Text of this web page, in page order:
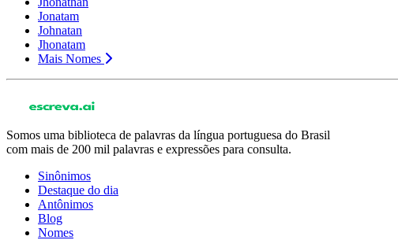
Jonatam
Johnatan
Jhonatam
Mais Nomes
Somos uma biblioteca de palavras da língua portuguesa do Brasil
com mais de 200 mil palavras e expressões para consulta.
Sinônimos
Destaque do dia
Antônimos
Blog
Nomes